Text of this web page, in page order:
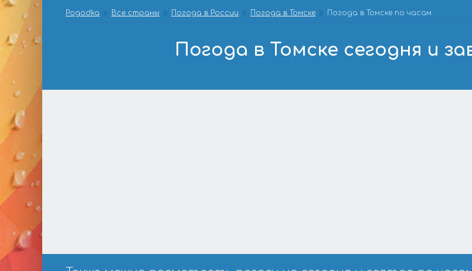
Pogodka Все страны Погода в России Погода в Томске Погода в Томске по часам
Погода в Томске сегодня и